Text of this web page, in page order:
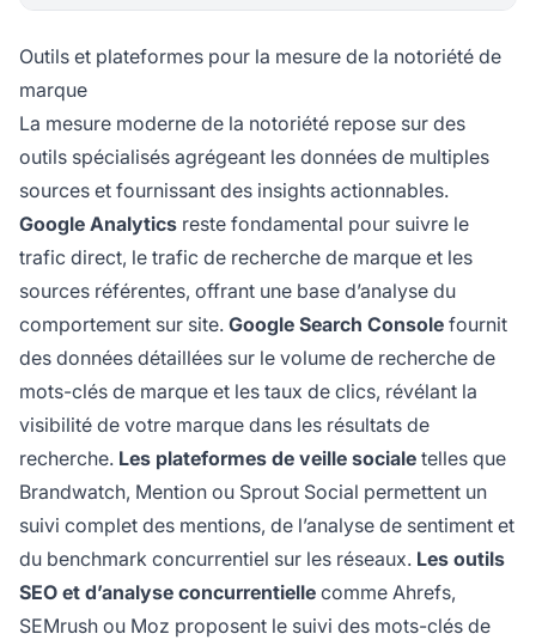
Outils et plateformes pour la mesure de la notoriété de
marque
La mesure moderne de la notoriété repose sur des
outils spécialisés agrégeant les données de multiples
sources et fournissant des insights actionnables.
Google Analytics reste fondamental pour suivre le
trafic direct, le trafic de recherche de marque et les
sources référentes, offrant une base d’analyse du
comportement sur site. Google Search Console fournit
des données détaillées sur le volume de recherche de
mots-clés de marque et les taux de clics, révélant la
visibilité de votre marque dans les résultats de
recherche. Les plateformes de veille sociale telles que
Brandwatch, Mention ou Sprout Social permettent un
suivi complet des mentions, de l’analyse de sentiment et
du benchmark concurrentiel sur les réseaux. Les outils
SEO et d’analyse concurrentielle comme Ahrefs,
SEMrush ou Moz proposent le suivi des mots-clés de